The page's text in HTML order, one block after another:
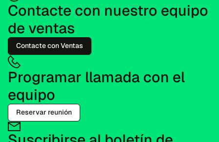
Contacte con nuestro equipo
de ventas
Contacte con Ventas
Programar llamada con el
equipo
Reservar reunión